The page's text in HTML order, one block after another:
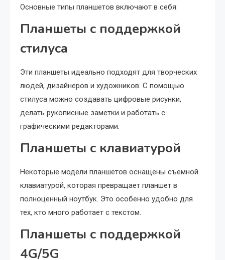
Основные типы планшетов включают в себя:
Планшеты с поддержкой
стилуса
Эти планшеты идеально подходят для творческих
людей, дизайнеров и художников. С помощью
стилуса можно создавать цифровые рисунки,
делать рукописные заметки и работать с
графическими редакторами.
Планшеты с клавиатурой
Некоторые модели планшетов оснащены съемной
клавиатурой, которая превращает планшет в
полноценный ноутбук. Это особенно удобно для
тех, кто много работает с текстом.
Планшеты с поддержкой
4G/5G